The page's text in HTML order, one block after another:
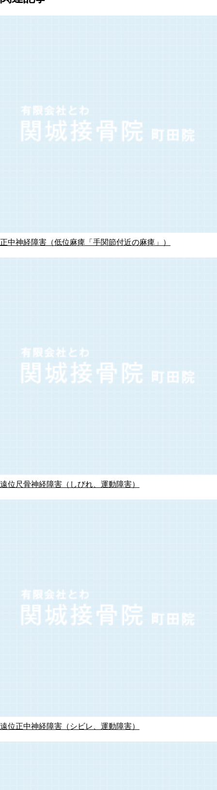
正中神経障害（低位麻痺「手関節付近の麻痺」）
遠位尺骨神経障害（しびれ、運動障害）
遠位正中神経障害（シビレ、運動障害）